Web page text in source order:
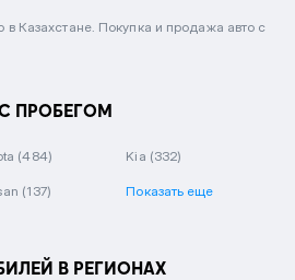
Казахстане. Покупка и продажа авто с
ПРОБЕГОМ
(484) Kia (332)
(137) Показать еще
В РЕГИОНАХ